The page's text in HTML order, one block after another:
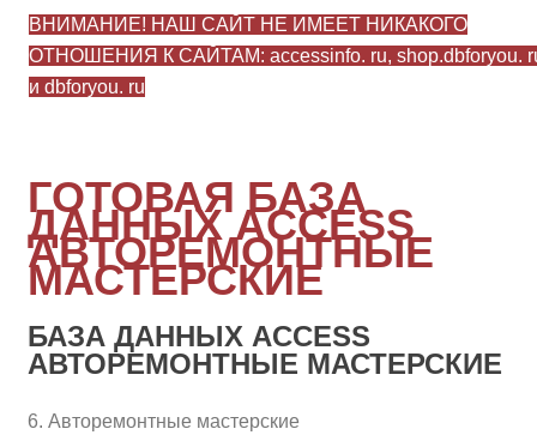
ВНИМАНИЕ! НАШ САЙТ НЕ ИМЕЕТ НИКАКОГО
ОТНОШЕНИЯ К САЙТАМ: accessinfo. ru, shop.dbforyou.
и dbforyou. ru
ГОТОВАЯ БАЗА
ДАННЫХ ACCESS
АВТОРЕМОНТНЫЕ
МАСТЕРСКИЕ
БАЗА ДАННЫХ ACCESS
АВТОРЕМОНТНЫЕ МАСТЕРСКИЕ
6. Авторемонтные мастерские